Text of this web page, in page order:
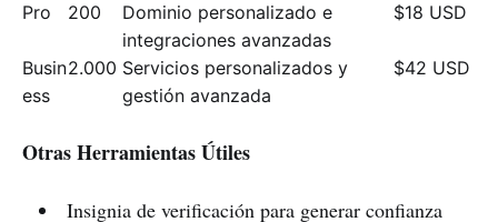
Pro 200
Dominio personalizado e
integraciones avanzadas
$18 USD
Busin
ess
2.000 Servicios personalizados y
gestión avanzada
$42 USD
Otras Herramientas Útiles
Insignia de verificación para generar confianza